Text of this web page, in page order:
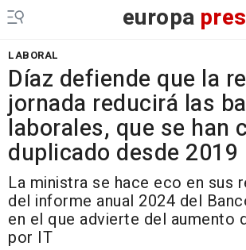
europa
LABORAL
Díaz defiende que la
jornada reducirá las
laborales, que se han
duplicado desde 2019
La ministra se hace eco en sus
del informe anual 2024 del
en el que advierte del aumento
por IT